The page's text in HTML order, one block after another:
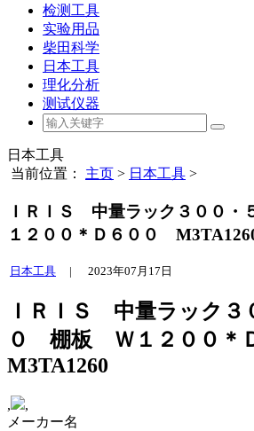
检测工具
实验用品
柴田科学
日本工具
理化分析
测试仪器
日本工具
当前位置： 主页 > 日本工具 >
ＩＲＩＳ 中量ラック３００
１２００＊Ｄ６００
日本工具 | 2023年07月17日
ＩＲＩＳ 中量ラック３
０ 棚板 Ｗ１２００＊
M3TA1260
,
,
メーカー名